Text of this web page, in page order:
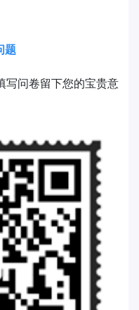
题
写问卷留下您的宝贵意